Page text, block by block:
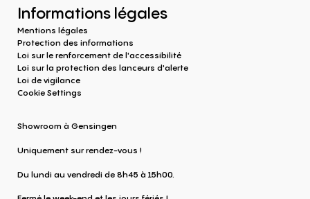
Showroom à Gensingen
Uniquement sur rendez-vous !
Du lundi au vendredi de 8h45 à 15h00.
Informations légales
Mentions légales
Protection des informations
Loi sur le renforcement de l'accessibilité
Loi sur la protection des lanceurs d'alerte
Loi de vigilance
Cookie Settings